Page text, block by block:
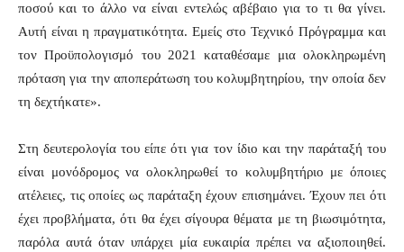
ποσού και το άλλο να είναι εντελώς αβέβαιο για το τι θα γίνει.
Αυτή είναι η πραγματικότητα. Εμείς στο Τεχνικό Πρόγραμμα και
τον Προϋπολογισμό του 2021 καταθέσαμε μια ολοκληρωμένη
πρόταση για την αποπεράτωση του κολυμβητηρίου, την οποία δεν
τη δεχτήκατε».
Στη δευτερολογία του είπε ότι για τον ίδιο και την παράταξή του
είναι μονόδρομος να ολοκληρωθεί το κολυμβητήριο με όποιες
ατέλειες, τις οποίες ως παράταξη έχουν επισημάνει. Έχουν πει ότι
έχει προβλήματα, ότι θα έχει σίγουρα θέματα με τη βιωσιμότητα,
παρόλα αυτά όταν υπάρχει μία ευκαιρία πρέπει να αξιοποιηθεί.